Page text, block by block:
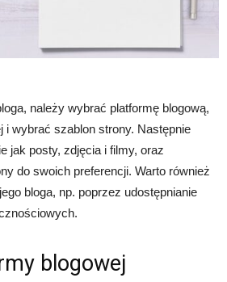
należy wybrać platformę blogową,
i wybrać szablon strony. Następnie
jak posty, zdjęcia i filmy, oraz
do swoich preferencji. Warto również
bloga, np. poprzez udostępnianie
blogowej